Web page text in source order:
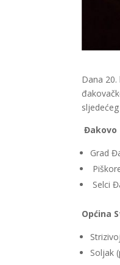
Dana
Đakovo
Grad
Selci
Općina
Soljak